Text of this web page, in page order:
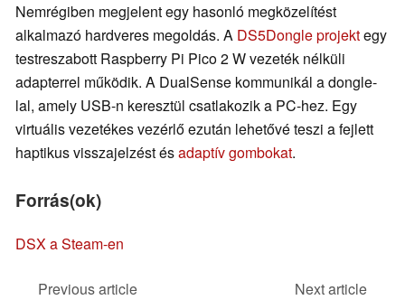
Nemrégiben megjelent egy hasonló megközelítést
alkalmazó hardveres megoldás. A DS5Dongle projektegy
testreszabott Raspberry Pi Pico 2 W vezeték nélküli
adapterrel működik. A DualSense kommunikál a dongle-
lal, amely USB-n keresztül csatlakozik a PC-hez. Egy
virtuális vezetékes vezérlő ezután lehetővé teszi a fejlett
haptikus visszajelzést ésadaptív gombokat.
Forrás(ok)
DSX a Steam-en
Previous article
Next article